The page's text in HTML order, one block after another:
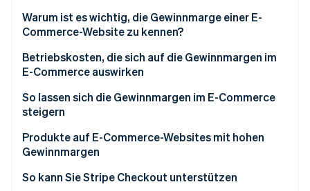
Status der Umsatzwachstumsrate
Bruttogewinnmarge
Warum ist es wichtig, die Gewinnmarge einer E-
Commerce-Website zu kennen?
Betriebskosten, die sich auf die Gewinnmargen im
E-Commerce auswirken
Entwicklungskosten
Betriebskosten
So lassen sich die Gewinnmargen im E-Commerce
steigern
Überprüfung der Preisgestaltung
Optimierung der Kosten für Werbung und
Verkaufsförderung
Produkte auf E-Commerce-Websites mit hohen
Gewinnmargen
Digitale Produkte
So kann Sie Stripe Checkout unterstützen